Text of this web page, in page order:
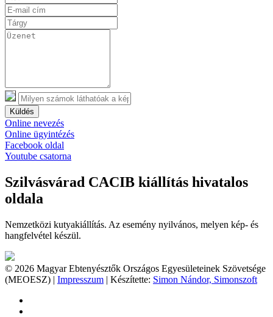
Küldés
Online nevezés
Online ügyintézés
Facebook oldal
Youtube csatorna
Szilvásvárad CACIB kiállítás hivatalos
oldala
Nemzetközi kutyakiállítás. Az esemény nyilvános, melyen kép- és
hangfelvétel készül.
© 2026 Magyar Ebtenyésztők Országos Egyesületeinek Szövetsége
(MEOESZ) | Impresszum | Készítette: Simon Nándor, Simonszoft